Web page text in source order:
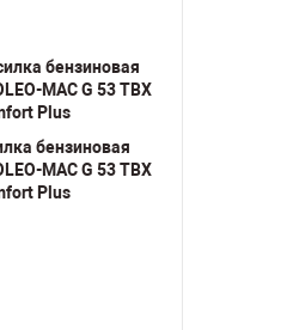
бензиновая
MAC G 53 TBX
Plus